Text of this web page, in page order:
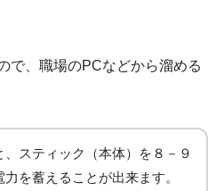
で、職場のPCなどから溜める
、スティック（本体）を８－９
を蓄えることが出来ます。